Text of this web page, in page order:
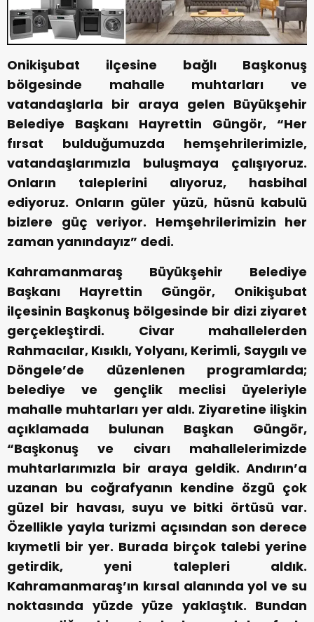
Onikişubat ilçesine bağlı Başkonuş
bölgesinde mahalle muhtarları ve
vatandaşlarla bir araya gelen Büyükşehir
Belediye Başkanı Hayrettin Güngör, “Her
fırsat bulduğumuzda hemşehrilerimizle,
vatandaşlarımızla buluşmaya çalışıyoruz.
Onların taleplerini alıyoruz, hasbihal
ediyoruz. Onların güler yüzü, hüsnü kabulü
bizlere güç veriyor. Hemşehrilerimizin her
zaman yanındayız” dedi.
Kahramanmaraş Büyükşehir Belediye
Başkanı Hayrettin Güngör, Onikişubat
ilçesinin Başkonuş bölgesinde bir dizi ziyaret
gerçekleştirdi. Civar mahallelerden
Rahmacılar, Kısıklı, Yolyanı, Kerimli, Saygılı ve
Döngele’de düzenlenen programlarda;
belediye ve gençlik meclisi üyeleriyle
mahalle muhtarları yer aldı. Ziyaretine ilişkin
açıklamada bulunan Başkan Güngör,
“Başkonuş ve civarı mahallelerimizde
muhtarlarımızla bir araya geldik. Andırın’a
uzanan bu coğrafyanın kendine özgü çok
güzel bir havası, suyu ve bitki örtüsü var.
Özellikle yayla turizmi açısından son derece
kıymetli bir yer. Burada birçok talebi yerine
getirdik, yeni talepleri aldık.
Kahramanmaraş’ın kırsal alanında yol ve su
noktasında yüzde yüze yaklaştık. Bundan